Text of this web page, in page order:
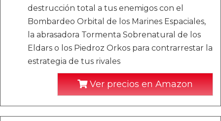
destrucción total a tus enemigos con el
Bombardeo Orbital de los Marines Espaciales,
la abrasadora Tormenta Sobrenatural de los
Eldars o los Piedroz Orkos para contrarrestar la
estrategia de tus rivales
Ver precios en Amazon